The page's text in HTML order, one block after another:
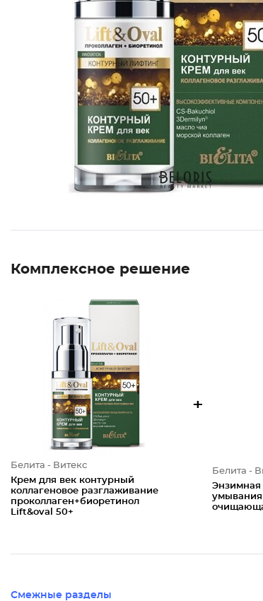
Комплексное решение
Белита - Витекс
Крем для век контурный
коллагеновое разглаживание
проколлаген+биоретинол
Lift&oval 50+
+
Белита -
Энзимная
умывания
Смежные разделы